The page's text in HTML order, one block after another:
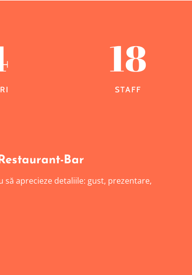
18
STAFF
Bar
să aprecieze detaliile: gust, prezentare,